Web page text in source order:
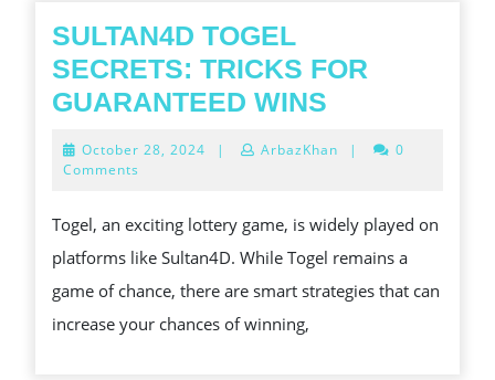
SULTAN4D TOGEL
SECRETS: TRICKS FOR
GUARANTEED WINS
SECRETS:
FOR
WINS
October 28, 2024 October
| ArbazKhan |
0
Comments
Togel, an exciting lottery game, is widely played on
platforms like Sultan4D. While Togel remains a
game of chance, there are smart strategies that can
increase your chances of winning,